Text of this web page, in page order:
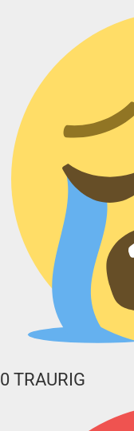
0 TRAURIG